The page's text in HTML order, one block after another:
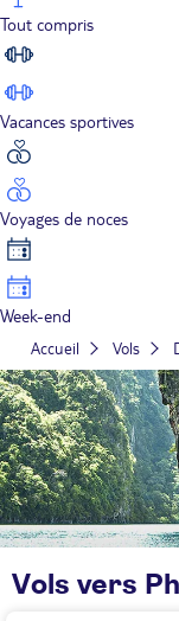
Tout compris
Vacances sportives
Voyages de noces
Week-end
Accueil Vols
Vols vers